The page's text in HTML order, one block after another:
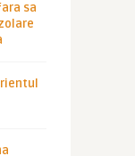
sa